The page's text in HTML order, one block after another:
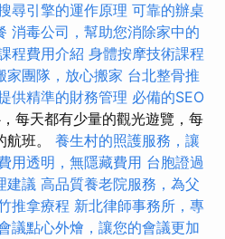
尋引擎的運作原理 可靠的辦桌
消毒公司，幫助您消除家中的
程費用介紹 身體按摩技術課程
家團隊，放心搬家 台北整骨推
供精準的財務管理 必備的SEO
每天都有少量的觀光遊覽，每
航班。 養生村的照護服務，讓
用透明，無隱藏費用 台胞證過
建議 高品質養老院服務，為父
推拿療程 新北律師事務所，專
議點心外燴，讓您的會議更加